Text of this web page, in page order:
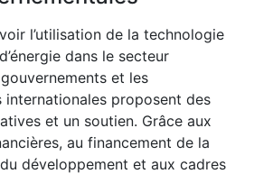
l’utilisation de la technologie
dans le secteur
et les
internationales proposent des
et un soutien. Grâce aux
au financement de la
développement et aux cadres